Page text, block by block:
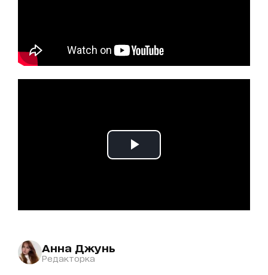
Анна Джунь
Редакторка